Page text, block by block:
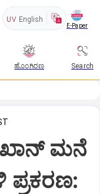
UV English
E-Paper
ಹೊಂಗಿರಣ Search
ಖಾನ್ ಮನೆ
ಪ್ರಕರಣ: